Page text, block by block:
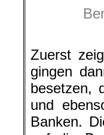
Zuerst
gingen
besetzen,
und
Banken.